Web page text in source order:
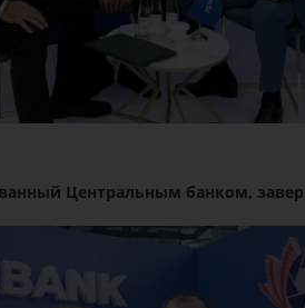
Центральным банком,